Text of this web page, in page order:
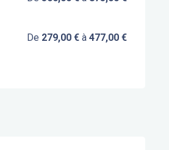
De 279,00 € à477,00 €